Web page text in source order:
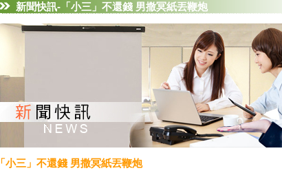
新聞快訊-「小三」不還錢 男撒冥紙丟鞭炮
「小三」不還錢 男撒冥紙丟鞭炮